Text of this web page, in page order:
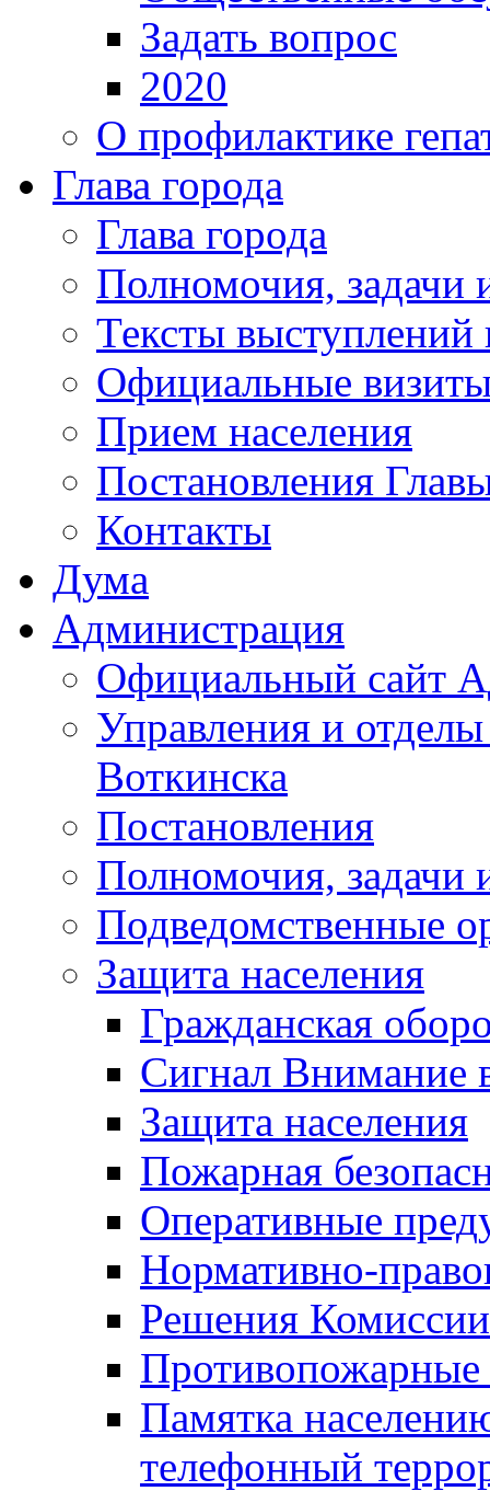
Задать вопрос
2020
О профилактике
Глава города
Глава города
Полномочия, задачи
Тексты выступлений
Официальные
Прием населения
Постановления
Контакты
Дума
Администрация
Официальный сайт
Управления и
Воткинска
Постановления
Полномочия, задачи
Подведомственные
Защита населения
Гражданская
Сигнал Внимание
Защита населения
Пожарная
Оперативные
Нормативно-
Решения
Противопожарные
Памятка
телефонный